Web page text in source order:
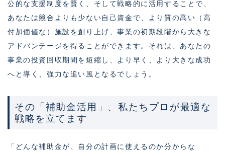
公的な支援制度を賢く、そして戦略的に活用することで、
あなたは競合よりも少ない自己資金で、より質の高い（高
付加価値な）施設を創り上げ、事業の初期段階から大きな
アドバンテージを得ることができます。それは、あなたの
事業の投資回収期間を短縮し、より早く、より大きな成功
へと導く、強力な追い風となるでしょう。
その「補助金活用」、私たちプロが最適な
戦略を立てます
「どんな補助金が、自分の計画に使えるのか分からな